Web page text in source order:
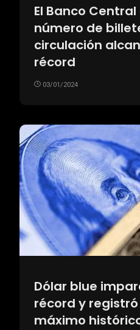
El Banco
número de
circulación
récord
03/01/2024
Dólar blue
récord y
máximo